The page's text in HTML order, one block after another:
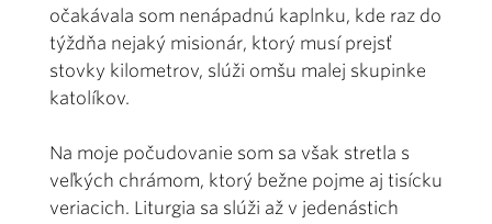
očakávala som nenápadnú kaplnku, kde raz do
týždňa nejaký misionár, ktorý musí prejsť
stovky kilometrov, slúži omšu malej skupinke
katolíkov.
Na moje počudovanie som sa však stretla s
veľkých chrámom, ktorý bežne pojme aj tisícku
veriacich. Liturgia sa slúži až v jedenástich